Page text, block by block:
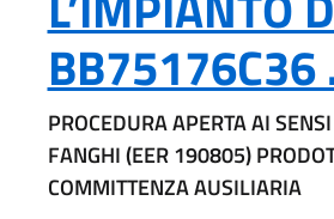
BB75176C36
PROCEDURA APERTA AI
FANGHI (EER 190805)
COMMITTENZA AUSILIARIA